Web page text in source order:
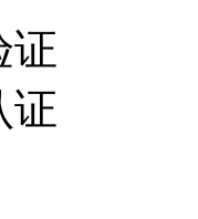
证
证